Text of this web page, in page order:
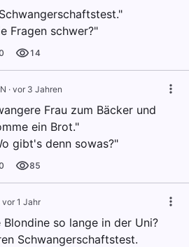
Fragen schwer?"
14
· vor 3 Jahren
Frau zum Bäcker und
ein Brot."
gibt's denn sowas?"
85
vor 1 Jahr
Blondine so lange in der Uni?
Schwangerschaftstest.